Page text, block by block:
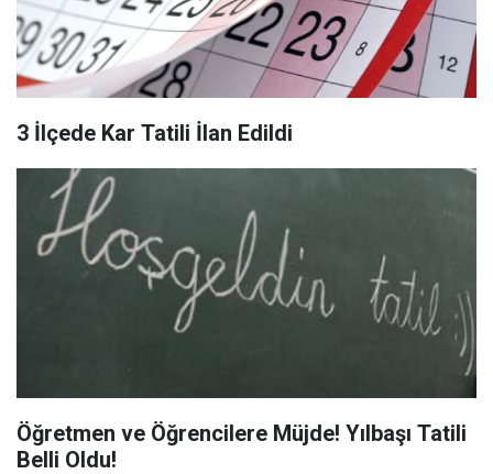
3 İlçede Kar Tatili İlan Edildi
Öğretmen ve Öğrencilere Müjde! Yılbaşı Tatili
Belli Oldu!